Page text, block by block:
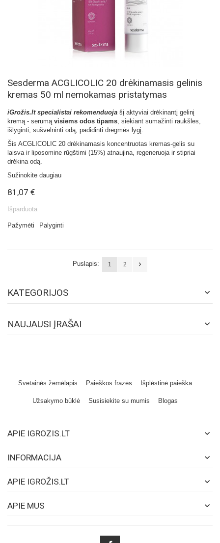
Sesderma ACGLICOLIC 20 drėkinamasis gelinis
kremas 50 ml nemokamas pristatymas
iGrožis.lt specialistai rekomenduoja šį aktyviai drėkinantį gelinį
kremą - serumą visiems odos tipams , siekiant sumažinti raukšles,
išlyginti, sušvelninti odą, padidinti drėgmės lygį.
Šis ACGLICOLIC 20 drėkinamasis koncentruotas kremas-gelis su
laisva ir liposomine rūgštimi (15%) atnaujina, regeneruoja ir stipriai
drėkina odą.
Sužinokite daugiau
81,07 €
Išparduota
Pažymėti Palyginti
Puslapis: 1 2
KATEGORIJOS
NAUJAUSI ĮRAŠAI
Svetainės žemėlapis Paieškos frazės Išplėstinė paieška
Užsakymo būklė Susisiekite su mumis Blogas
APIE IGROZIS.LT
INFORMACIJA
APIE IGROŽIS.LT
APIE MUS